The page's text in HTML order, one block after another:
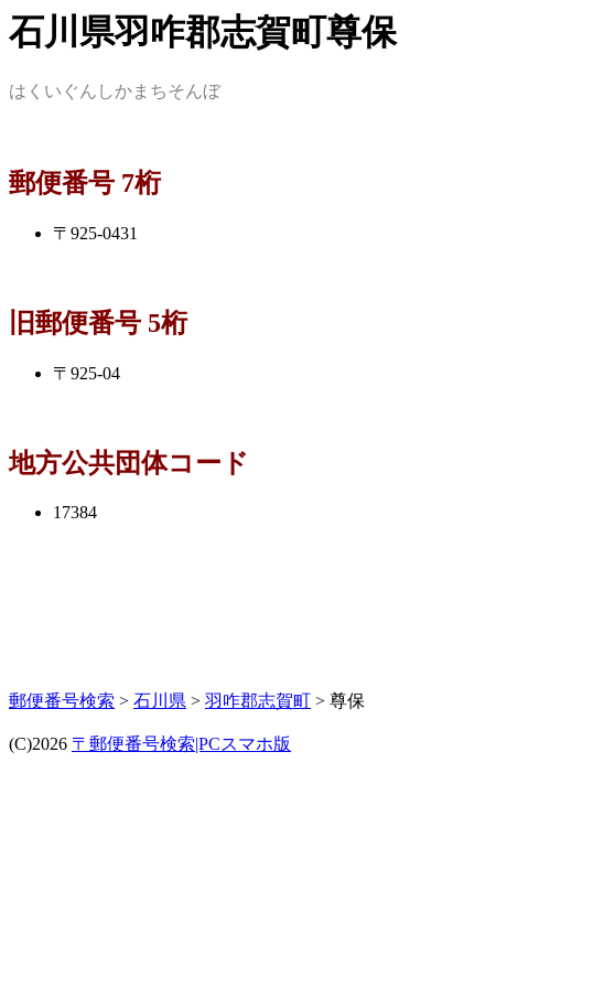
石川県羽咋郡志賀町尊保
はくいぐんしかまちそんぼ
郵便番号 7桁
〒925-0431
旧郵便番号 5桁
〒925-04
地方公共団体コード
17384
郵便番号検索 > 石川県 > 羽咋郡志賀町 > 尊保
(C)2026 〒郵便番号検索|PCスマホ版